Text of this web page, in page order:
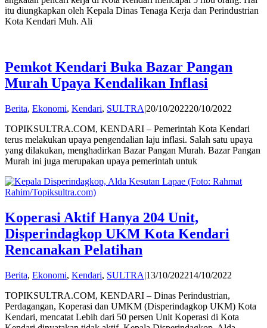
itu diungkapkan oleh Kepala Dinas Tenaga Kerja dan Perindustrian
Kota Kendari Muh. Ali
Pemkot Kendari Buka Bazar Pangan
Murah Upaya Kendalikan Inflasi
Berita, Ekonomi, Kendari, SULTRA|20/10/202220/10/2022
TOPIKSULTRA.COM, KENDARI – Pemerintah Kota Kendari
terus melakukan upaya pengendalian laju inflasi. Salah satu upaya
yang dilakukan, menghadirkan Bazar Pangan Murah. Bazar Pangan
Murah ini juga merupakan upaya pemerintah untuk
Koperasi Aktif Hanya 204 Unit,
Disperindagkop UKM Kota Kendari
Rencanakan Pelatihan
Berita, Ekonomi, Kendari, SULTRA|13/10/202214/10/2022
TOPIKSULTRA.COM, KENDARI – Dinas Perindustrian,
Perdagangan, Koperasi dan UMKM (Disperindagkop UKM) Kota
Kendari, mencatat Lebih dari 50 persen Unit Koperasi di Kota